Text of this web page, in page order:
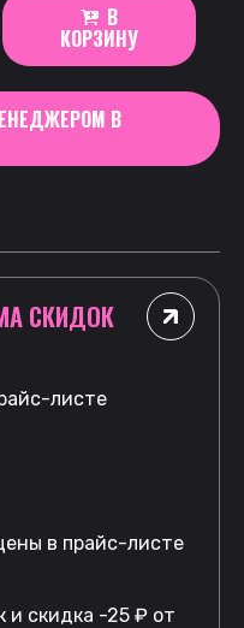
В
КОРЗИНУ
В
СКИДОК
листе
в прайс-листе
и скидка -25 ₽ от